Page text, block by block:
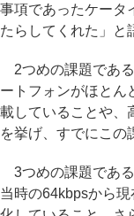
事項であったケータ
たらしてくれた」と
2つめの課題であ
ートフォンがほとん
載していることや、
を挙げ、すでにこの
3つめの課題であ
当時の64kbpsから